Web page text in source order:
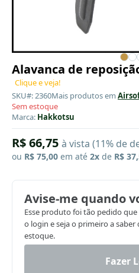
Alavanca de
Clique e veja!
SKU#: 2360Mais produtos em
Sem estoque
Marca: Hakkotsu
R$ 66,75 à vista (11% de
ou R$ 75,00 em até 2x de R$
Avise-me quando
Esse produto foi tão pedido
o login e seja o primeiro a
estoque.
Fazer